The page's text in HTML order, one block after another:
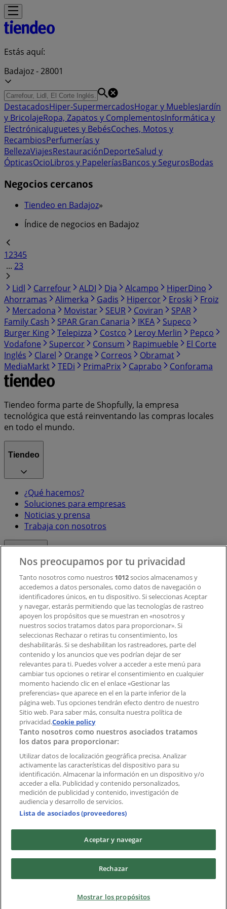
Estás aquí:
Badajoz - 28001
DestacadosHiper-SupermercadosHogar y MueblesJardín
y BricolajeRopa, Zapatos y ComplementosInformática y
ElectrónicaJuguetes y BebésCoches, Motos y
RecambiosPerfumerías y
BellezaViajesRestauraciónDeporteSalud y
ÓpticasOcioLibros y PapeleríasBancos y SegurosBodas
Negocios cercanos
Tiendeo en Badajoz»
Índice de negocios en Badajoz
12345
... 23
Lidl
Carrefour ALDI Dia Alcampo
HiperDino
Ahorramas
Alimerka Gadis Hipercor Eroski
Froiz
Mercadona
Movistar SEUR Coviran
SPAR
Family Cash
SPAR Gran Canaria IKEA
Supeco
Burger King
Telepizza Costco Leroy Merlin
Pepco
Vodafone
Supercor Consum Rapimueble
El Corte
Inglés
Clarel Orange Correos
Obramat
MediaMarkt
TEDi PrimaPrix Caprabo Conforama
Tiendeo forma parte de Shopfully, la empresa
tecnológica que está reinventando las compras locales
en todo el mundo.
Tiendeo
¿Qué hacemos?
Soluciones para empresas
Noticias y prensa
Trabaja con nosotros
Contacto comercial y de marketing
Tienda mal colocada en el mapa
Notificar un folleto
¿Encontraste un problema en la web o en la
aplicación?
Índices
Marcas
Marcas locales
Negocios
Negocios cercanos
Productos
Productos locales
Ciudades
Descargar la APP Tiendeo
Copyright © Tiendeo ® 2026 · Shopfully Marketing S.L.U. –
Términos y condicionesPolítica de privacidad
Nos preocupamos por tu privacidad
Tanto nosotros como nuestros 1012socios almacenamos y
accedemos a datos personales, como datos de navegación o
identificadores únicos, en tu dispositivo. Si seleccionas Aceptar
y navegar, estarás permitiendo que las tecnologías de rastreo
apoyen los propósitos que se muestran en «nosotros y
nuestros socios tratamos datos para proporcionar». Si
seleccionas Rechazar o retiras tu consentimiento, los
deshabilitarás. Si se deshabilitan los rastreadores, parte del
contenido y los anuncios que ves podrían dejar de ser
relevantes para ti. Puedes volver a acceder a este menú para
cambiar tus opciones o retirar el consentimiento en cualquier
momento haciendo clic en el enlace «Gestionar las
preferencias» que aparece en el en la parte inferior de la
página web. Tus opciones tendrán efecto dentro de nuestro
Sitio web. Para saber más, consulta nuestra política de
privacidad.Cookie policy
Tanto nosotros como nuestros asociados tratamos
los datos para proporcionar:
Utilizar datos de localización geográfica precisa. Analizar
activamente las características del dispositivo para su
identificación. Almacenar la información en un dispositivo y/o
acceder a ella. Publicidad y contenido personalizados,
medición de publicidad y contenido, investigación de
audiencia y desarrollo de servicios.
Lista de asociados (proveedores)
Aceptar y navegar
Rechazar
Mostrar los propósitos